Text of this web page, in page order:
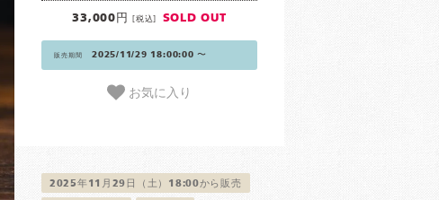
33,000円[税込] SOLD OUT
販売期間 2025/11/29 18:00:00 〜
お気に入り
2025年11月29日（土）18:00から販売